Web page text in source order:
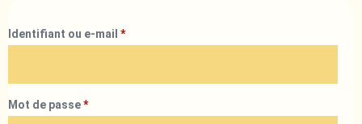
Identifiant ou e-mail *
Mot de passe*